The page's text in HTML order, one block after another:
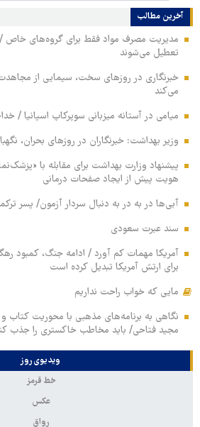
آخرین مطالب
مدیریت مصرف مواد فقط برای گروه‌های خاص /
تعطیل می‌شوند
خبرنگاری در روزهای سخت، سیمایی از
می‌کند
میامی در آستانه میزبانی سوپرکاپ اسپانیا /
وزیر بهداشت: خبرنگاران در روزهای بحران،
پیشنهاد وزارت بهداشت برای مقابله با
هویت پیش از ایجاد صفحات درمانی
آبی‌ها در به در به دنبال سردار آزمون/ پسر
سند عبرت سعودی
آمریکا مهمات کم آورد / ادامه جنگ، کمبود
برای ارتش آمریکا تبدیل کرده است
مایی که خواب راحت نداریم
نگاهی به برنامه‌های مذهبی با محوریت کتاب
مجید فتاحی/ باید مخاطب خاکستری را جذب
ویدیوی روز
خط قرمز
عکس
رواق